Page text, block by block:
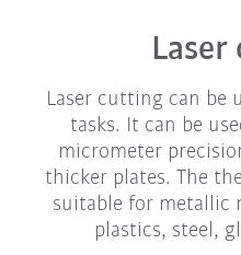
Laser cutting can be
tasks. It can be
micrometer
thicker plates. The
suitable for metallic
plastics, steel,